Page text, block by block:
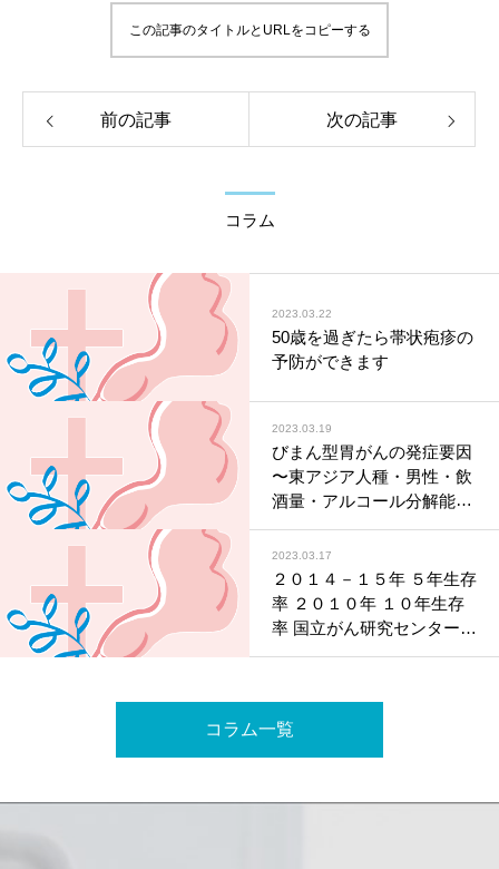
この記事のタイトルとURLをコピーする
前の記事 次の記事
コラム
2023.03.22
50歳を過ぎたら帯状疱疹の
予防ができます
2023.03.19
びまん型胃がんの発症要因
〜東アジア人種・男性・飲
酒量・アルコール分解能が
関〜
（国立がん研究センター
令和５年３月１４日公表）
2023.03.17
２０１４－１５年 ５年生存
率 ２０１０年 １０年生存
率 国立がん研究センター集
計結果 （令和５年３月１６
コラム一覧